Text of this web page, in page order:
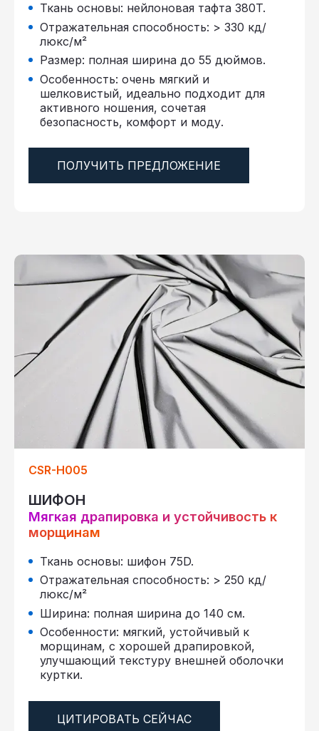
Ткань основы: нейлоновая тафта 380T.
Отражательная способность: > 330 кд/
люкс/м²
Размер: полная ширина до 55 дюймов.
Особенность: очень мягкий и
шелковистый, идеально подходит для
активного ношения, сочетая
безопасность, комфорт и моду.
ПОЛУЧИТЬ ПРЕДЛОЖЕНИЕ
CSR-H005
ШИФОН
Мягкая драпировка и устойчивость к
морщинам
Ткань основы: шифон 75D.
Отражательная способность: > 250 кд/
люкс/м²
Ширина: полная ширина до 140 см.
Особенности: мягкий, устойчивый к
морщинам, с хорошей драпировкой,
улучшающий текстуру внешней оболочки
куртки.
ЦИТИРОВАТЬ СЕЙЧАС